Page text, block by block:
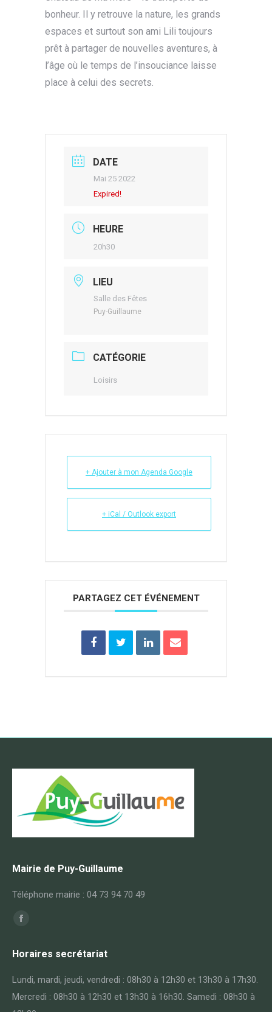
bonheur. Il y retrouve la nature, les grands
espaces et surtout son ami Lili toujours
prêt à partager de nouvelles aventures, à
l’âge où le temps de l’insouciance laisse
place à celui des secrets.
DATE
Mai 25 2022
Expired!
HEURE
20h30
LIEU
Salle des Fêtes
Puy-Guillaume
CATÉGORIE
Loisirs
+ Ajouter à mon Agenda Google
+ iCal / Outlook export
PARTAGEZ CET ÉVÉNEMENT
Mairie de Puy-Guillaume
Téléphone mairie : 04 73 94 70 49
Trouvez nous sur :
Facebook
opens
Horaires secrétariat
Lundi, mardi, jeudi, vendredi : 08h30 à 12h30 et 13h30 à 17h30.
Mercredi : 08h30 à 12h30 et 13h30 à 16h30. Samedi : 08h30 à